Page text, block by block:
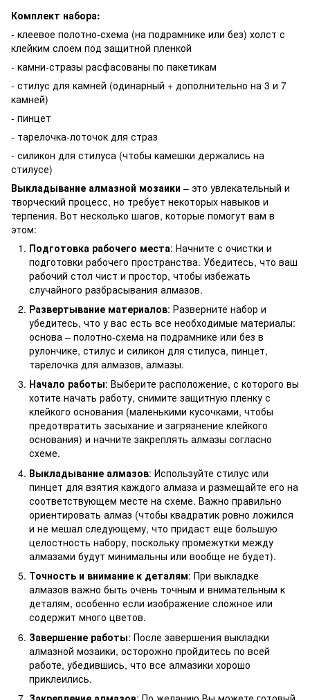
Комплект набора:
- клеевое полотно-схема (на подрамнике или без) холст с
клейким слоем под защитной пленкой
- камни-стразы расфасованы по пакетикам
- стилус для камней (одинарный + дополнительно на 3 и 7
камней)
- пинцет
- тарелочка-лоточок для страз
- силикон для стилуса (чтобы камешки держались на
стилусе)
Выкладывание алмазной мозаики – это увлекательный и
творческий процесс, но требует некоторых навыков и
терпения. Вот несколько шагов, которые помогут вам в
этом:
Подготовка рабочего места: Начните с очистки и
подготовки рабочего пространства. Убедитесь, что ваш
рабочий стол чист и простор, чтобы избежать
случайного разбрасывания алмазов.
Развертывание материалов: Разверните набор и
убедитесь, что у вас есть все необходимые материалы:
основа – полотно-схема на подрамнике или без в
рулончике, стилус и силикон для стилуса, пинцет,
тарелочка для алмазов, алмазы.
Начало работы: Выберите расположение, с которого вы
хотите начать работу, снимите защитную пленку с
клейкого основания (маленькими кусочками, чтобы
предотвратить засыхание и загрязнение клейкого
основания) и начните закреплять алмазы согласно
схеме.
Выкладывание алмазов: Используйте стилус или
пинцет для взятия каждого алмаза и размещайте его на
соответствующем месте на схеме. Важно правильно
ориентировать алмаз (чтобы квадратик ровно ложился
и не мешал следующему, что придаст еще большую
целостность набору, поскольку промежутки между
алмазами будут минимальны или вообще не будет).
Точность и внимание к деталям: При выкладке
алмазов важно быть очень точным и внимательным к
деталям, особенно если изображение сложное или
содержит много цветов.
Завершение работы: После завершения выкладки
алмазной мозаики, осторожно пройдитесь по всей
работе, убедившись, что все алмазики хорошо
приклеились.